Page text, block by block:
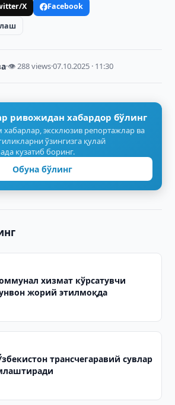
X
Facebook
·👁 288 views·07.10.2025 · 11:30
ривожидан хабардор бўлинг
хабарлар, эксклюзив репортажлар ва
ўзингизга қулай
кузатиб боринг.
Обуна бўлинг
хизмат кўрсатувчи
жорий этилмоқда
трансчегаравий сувлар